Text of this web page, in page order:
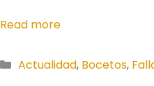
Read more
Categories
Actualidad, Bocetos,